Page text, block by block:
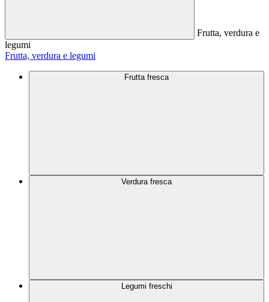
Frutta, verdura e
legumi
Frutta, verdura e legumi
Frutta fresca
Verdura fresca
Legumi freschi